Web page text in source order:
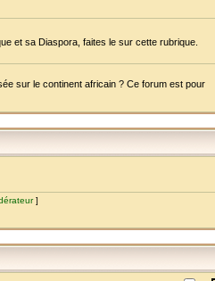
et sa Diaspora, faites le sur cette rubrique.
sur le continent africain ? Ce forum est pour
]